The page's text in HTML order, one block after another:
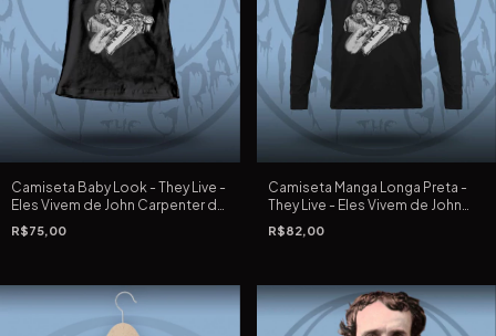
Camiseta Baby Look - They Live -
Eles Vivem de John Carpenter de
1988
R$75,00
Camiseta Manga Longa Preta -
They Live - Eles Vivem de John
Carpenter de 1988
R$82,00